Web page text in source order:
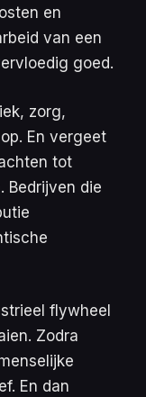
en
van een
goed.
zorg,
En vergeet
tot
Bedrijven die
flywheel
Zodra
En dan